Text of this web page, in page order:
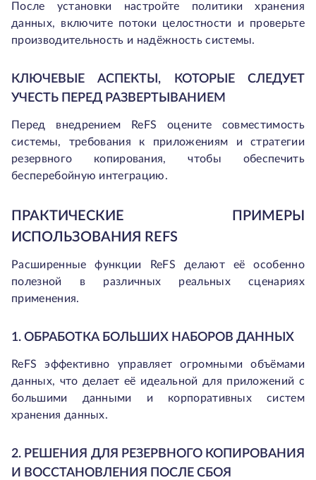
После установки настройте политики хранения
данных, включите потоки целостности и проверьте
производительность и надёжность системы.
КЛЮЧЕВЫЕ АСПЕКТЫ, КОТОРЫЕ СЛЕДУЕТ
УЧЕСТЬ ПЕРЕД РАЗВЕРТЫВАНИЕМ
Перед внедрением ReFS оцените совместимость
системы, требования к приложениям и стратегии
резервного копирования, чтобы обеспечить
бесперебойную интеграцию.
ПРАКТИЧЕСКИЕ ПРИМЕРЫ
ИСПОЛЬЗОВАНИЯ REFS
Расширенные функции ReFS делают её особенно
полезной в различных реальных сценариях
применения.
1. ОБРАБОТКА БОЛЬШИХ НАБОРОВ ДАННЫХ
ReFS эффективно управляет огромными объёмами
данных, что делает её идеальной для приложений с
большими данными и корпоративных систем
хранения данных.
2. РЕШЕНИЯ ДЛЯ РЕЗЕРВНОГО КОПИРОВАНИЯ
И ВОССТАНОВЛЕНИЯ ПОСЛЕ СБОЯ